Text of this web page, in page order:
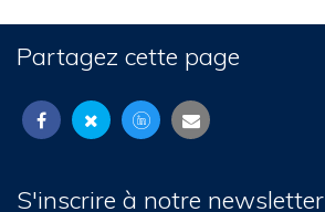
Partagez cette page
S'inscrire à notre newsletter